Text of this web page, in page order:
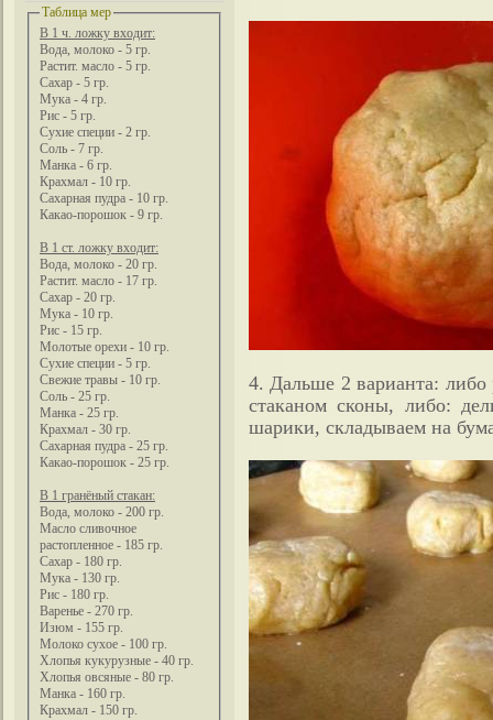
Таблица мер
В 1 ч. ложку входит:
Вода, молоко - 5 гр.
Растит. масло - 5 гр.
Сахар - 5 гр.
Мука - 4 гр.
Рис - 5 гр.
Сухие специи - 2 гр.
Соль - 7 гр.
Манка - 6 гр.
Крахмал - 10 гр.
Сахарная пудра - 10 гр.
Какао-порошок - 9 гр.
В 1 ст. ложку входит:
Вода, молоко - 20 гр.
Растит. масло - 17 гр.
Сахар - 20 гр.
Мука - 10 гр.
Рис - 15 гр.
Молотые орехи - 10 гр.
Сухие специи - 5 гр.
Свежие травы - 10 гр.
Соль - 25 гр.
Манка - 25 гр.
Крахмал - 30 гр.
Сахарная пудра - 25 гр.
Какао-порошок - 25 гр.
В 1 гранёный стакан:
Вода, молоко - 200 гр.
Масло сливочное
растопленное - 185 гр.
Сахар - 180 гр.
Мука - 130 гр.
Рис - 180 гр.
Варенье - 270 гр.
Изюм - 155 гр.
Молоко сухое - 100 гр.
Хлопья кукурузные - 40 гр.
Хлопья овсяные - 80 гр.
Манка - 160 гр.
Крахмал - 150 гр.
4. Дальше 2 варианта: либо
стаканом сконы, либо:
шарики, складываем на